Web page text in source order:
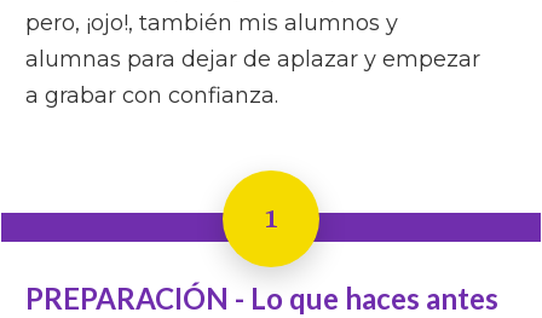
pero, ¡ojo!, también mis alumnos y
alumnas para dejar de aplazar y empezar
a grabar con confianza.
1
PREPARACIÓN - Lo que haces antes